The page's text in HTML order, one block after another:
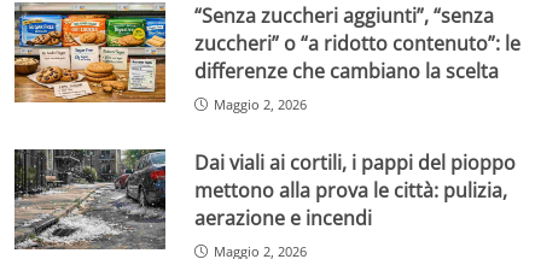
“Senza zuccheri aggiunti”, “senza
zuccheri” o “a ridotto contenuto”: le
differenze che cambiano la scelta
Maggio 2, 2026
Dai viali ai cortili, i pappi del pioppo
mettono alla prova le città: pulizia,
aerazione e incendi
Maggio 2, 2026